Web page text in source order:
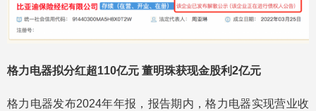
格力电器拟分红超110亿元 董明珠获现金股利2亿元
格力电器发布2024年年报，报告期内，格力电器实现营业收